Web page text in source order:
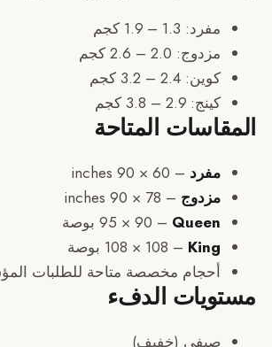
2.0 – 2.6 كجم
المتاحة
– 60 × 90 inches
– 78 × 90 inches
– ‏90 × 95 بوصة
– ‏108 × 108 بوصة
مخصصة متاحة للطلبات المؤسسية
الدفء
(خفيف)